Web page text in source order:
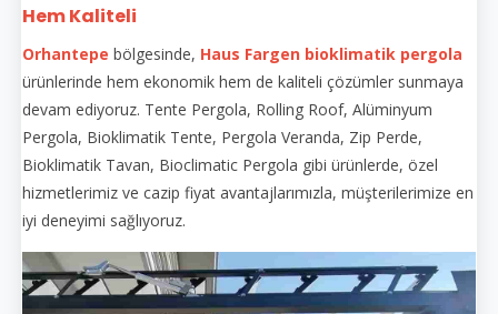
Hem Kaliteli
Orhantepe bölgesinde, Haus Fargen bioklimatik pergola
ürünlerinde hem ekonomik hem de kaliteli çözümler sunmaya
devam ediyoruz. Tente Pergola, Rolling Roof, Alüminyum
Pergola, Bioklimatik Tente, Pergola Veranda, Zip Perde,
Bioklimatik Tavan, Bioclimatic Pergola gibi ürünlerde, özel
hizmetlerimiz ve cazip fiyat avantajlarımızla, müşterilerimize en
iyi deneyimi sağlıyoruz.